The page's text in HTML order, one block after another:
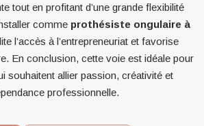
tout en profitant d’une grande flexibilité
comme prothésiste ongulaire à
l’accès à l’entrepreneuriat et favorise
En conclusion, cette voie est idéale pour
souhaitent allier passion, créativité et
professionnelle.